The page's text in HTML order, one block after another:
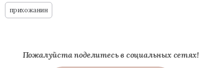
прихожанин
Пожалуйста поделитесь в социальных сетях!